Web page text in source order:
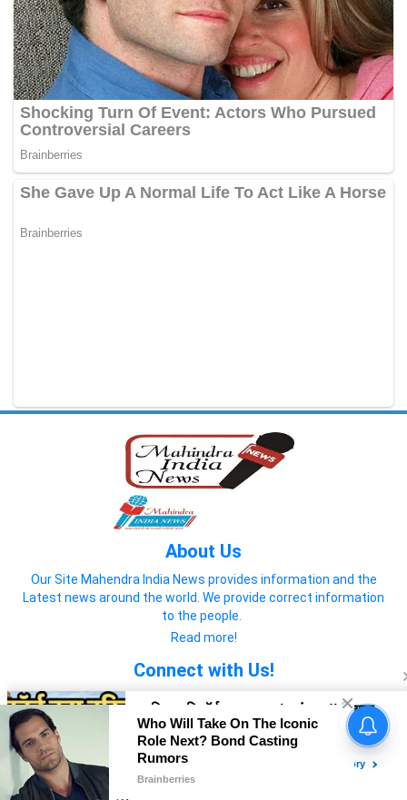
About Us
Our Site Mahendra India News provides information and the
Latest news around the world. We provide correct information
to the people.
Read more!
Connect with Us!
© 2022 Mahendra India News